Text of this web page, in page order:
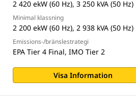
2 420 ekW (60 Hz), 3 250 kVA (50 Hz)
Minimal klassning
2 200 ekW (60 Hz), 2 938 kVA (50 Hz)
Emissions-/bränslestrategi
EPA Tier 4 Final, IMO Tier 2
Visa Information